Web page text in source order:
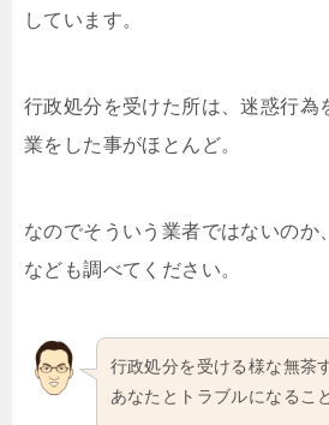
しています。
行政処分を受けた所は、迷惑行為
業をした事がほとんど。
なのでそういう業者ではないのか
なども調べてください。
行政処分を受ける様な無茶
あなたとトラブルになるこ